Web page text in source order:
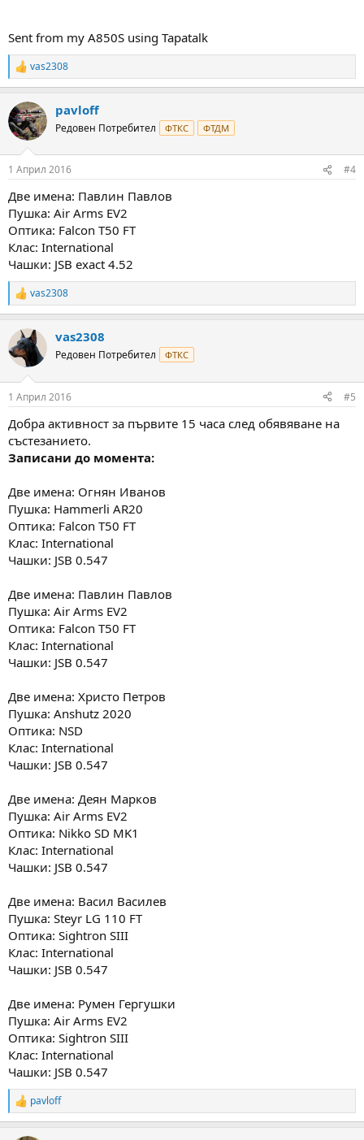
Sent from my A850S using Tapatalk
R
e
c
t
i
s
vas2308
pavloff
Редовен Потребител ФТКС ФТДМ
1 Април 2016 #4
Две имена: Павлин Павлов
Пушка: Air Arms EV2
Оптика: Falcon T50 FT
Клас: International
Чашки: JSB exact 4.52
R
e
c
t
i
s
vas2308
vas2308
Редовен Потребител ФТКС
1 Април 2016 #5
Добра активност за първите 15 часа след обявяване на
състезанието.
Записани до момента:
Две имена: Огнян Иванов
Пушка: Hammerli AR20
Оптика: Falcon T50 FT
Клас: International
Чашки: JSB 0.547
Две имена: Павлин Павлов
Пушка: Air Arms EV2
Оптика: Falcon T50 FT
Клас: International
Чашки: JSB 0.547
Две имена: Христо Петров
Пушка: Anshutz 2020
Оптика: NSD
Клас: International
Чашки: JSB 0.547
Две имена: Деян Марков
Пушка: Air Arms EV2
Оптика: Nikko SD MK1
Клас: International
Чашки: JSB 0.547
Две имена: Васил Василев
Пушка: Steyr LG 110 FT
Оптика: Sightron SIII
Клас: International
Чашки: JSB 0.547
Две имена: Румен Гергушки
Пушка: Air Arms EV2
Оптика: Sightron SIII
Клас: International
Чашки: JSB 0.547
R
e
pavloff